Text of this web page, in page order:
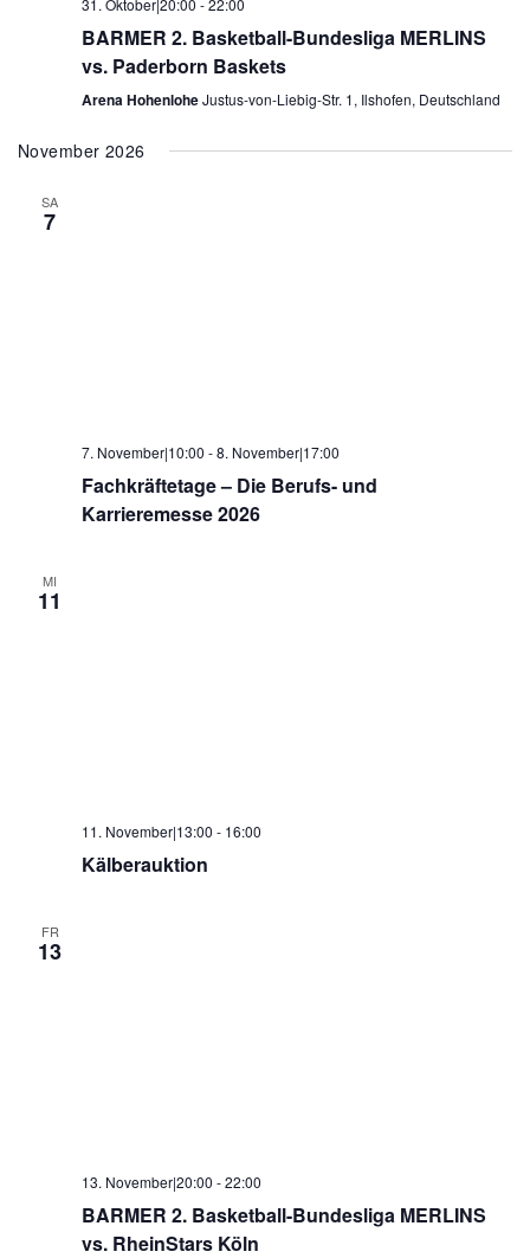
31. Oktober|20:00 -22:00
BARMER 2. Basketball-Bundesliga MERLINS
vs. Paderborn Baskets
Arena HohenloheJustus-von-Liebig-Str. 1, Ilshofen, Deutschland
November 2026
SA
7
7. November|10:00 -8. November|17:00
Fachkräftetage – Die Berufs- und
Karrieremesse 2026
MI
11
11. November|13:00 - 16:00
Kälberauktion
FR
13
13. November|20:00 -22:00
BARMER 2. Basketball-Bundesliga MERLINS
vs. RheinStars Köln